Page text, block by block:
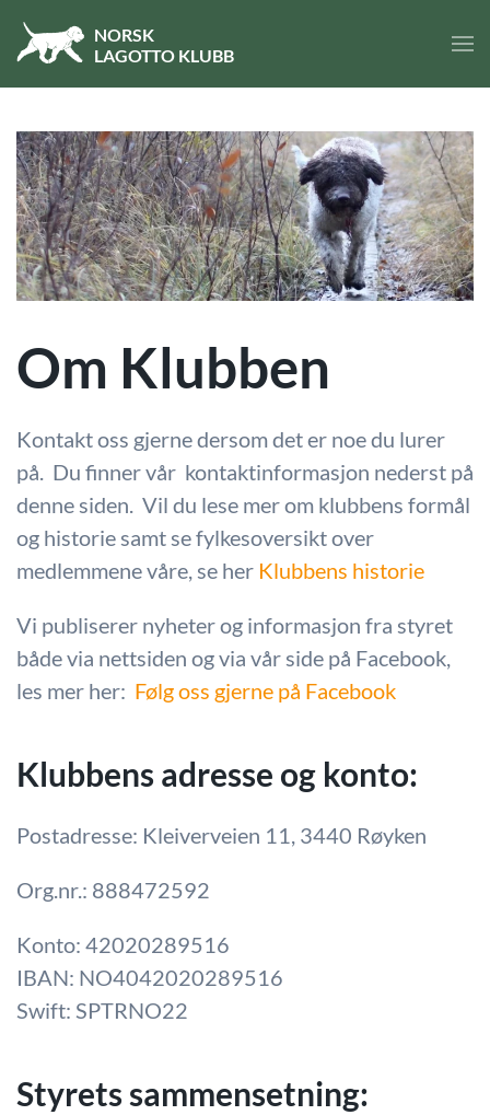
Skip to main content
NORSK
LA GOTTO KLUBB
Om Klubben
Kontakt oss gjerne dersom det er noe du lurer
på. Du finner vår kontaktinformasjon nederst på
denne siden. Vil du lese mer om klubbens formål
og historie samt se fylkesoversikt over
medlemmene våre, se her Klubbens historie
Vi publiserer nyheter og informasjon fra styret
både via nettsiden og via vår side på Facebook,
les mer her: Følg oss gjerne på Facebook
Klubbens adresse og konto:
Postadresse: Kleiverveien 11, 3440 Røyken
Org.nr.: 888472592
Konto: 42020289516
IBAN: NO4042020289516
Swift: SPTRNO22
Styrets sammensetning: